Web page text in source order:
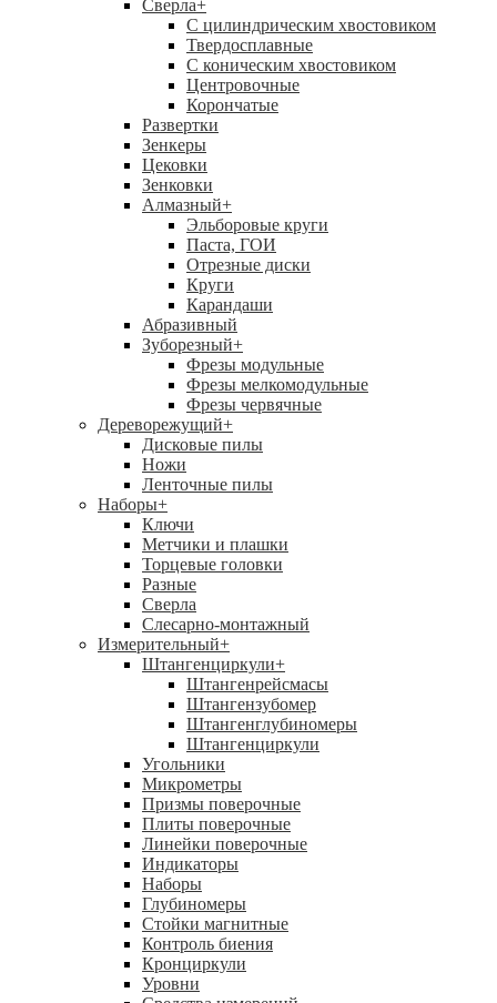
Сверла+
С цилиндрическим хвостовиком
Твердосплавные
С коническим хвостовиком
Центровочные
Корончатые
Развертки
Зенкеры
Цековки
Зенковки
Алмазный+
Эльборовые круги
Паста, ГОИ
Отрезные диски
Круги
Карандаши
Абразивный
Зуборезный+
Фрезы модульные
Фрезы мелкомодульные
Фрезы червячные
Дереворежущий+
Дисковые пилы
Ножи
Ленточные пилы
Наборы+
Ключи
Метчики и плашки
Торцевые головки
Разные
Сверла
Слесарно-монтажный
Измерительный+
Штангенциркули+
Штангенрейсмасы
Штангензубомер
Штангенглубиномеры
Штангенциркули
Угольники
Микрометры
Призмы поверочные
Плиты поверочные
Линейки поверочные
Индикаторы
Наборы
Глубиномеры
Стойки магнитные
Контроль биения
Кронциркули
Уровни